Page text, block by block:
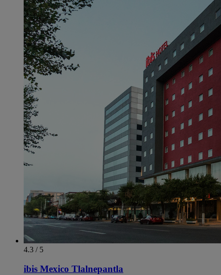
4.3 / 5
ibis Mexico Tlalnepantla